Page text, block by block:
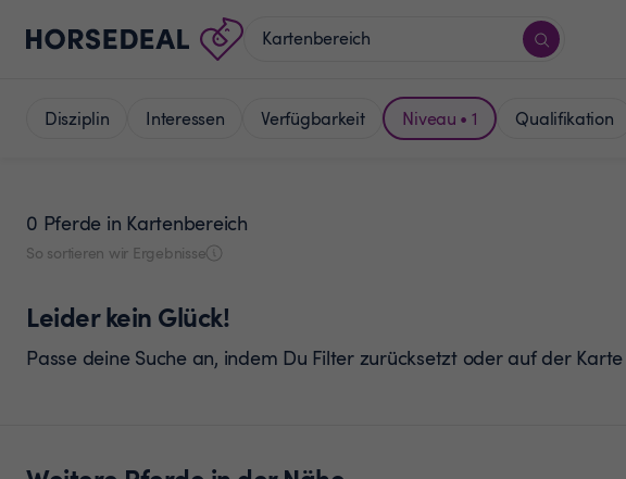
Disziplin Interessen Verfügbarkeit Niveau • 1 Qualifikation
0 Pferde in Kartenbereich
So sortieren wir Ergebnisse
Leider kein Glück!
Passe deine Suche an, indem Du Filter zurücksetzt oder auf der